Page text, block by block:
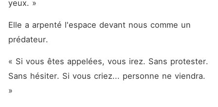
yeux. »
Elle a arpenté l'espace devant nous comme un
prédateur.
« Si vous êtes appelées, vous irez. Sans protester.
Sans hésiter. Si vous criez... personne ne viendra.
»